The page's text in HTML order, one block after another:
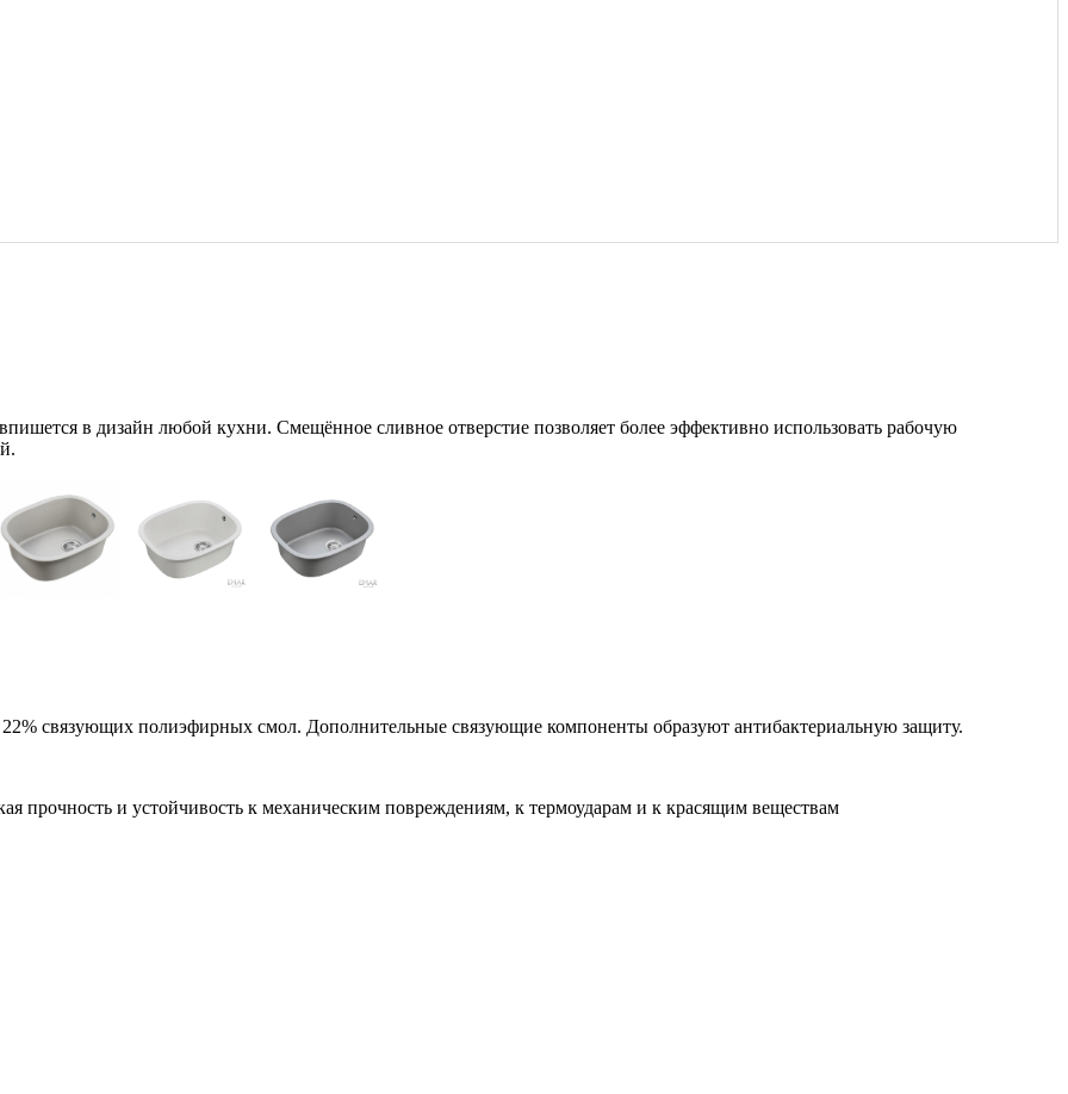
в дизайн любой кухни. Смещённое сливное отверстие позволяет более эффективно использовать рабочую
связующих полиэфирных смол. Дополнительные связующие компоненты образуют антибактериальную защиту.
прочность и устойчивость к механическим повреждениям, к термоударам и к красящим веществам